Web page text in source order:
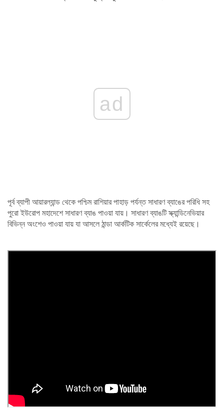
ad
পূর্ব ব্যাপী আয়ারল্যান্ড থেকে পশ্চিম রাশিয়ার পাহাড় পর্যন্ত সাধারণ ব্যাঙের পরিধি সহ
পুরো ইউরোপ মহাদেশে সাধারণ ব্যাঙ পাওয়া যায়। সাধারণ ব্যাঙটি স্ক্যান্ডিনেভিয়ার
বিভিন্ন অংশেও পাওয়া যায় যা আসলে ঠান্ডা আর্কটিক সার্কেলের মধ্যেই রয়েছে।